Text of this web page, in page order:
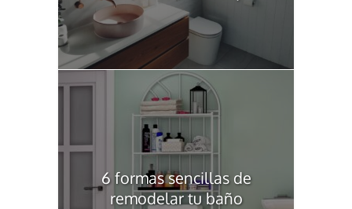
6 formas sencillas de
remodelar tu baño